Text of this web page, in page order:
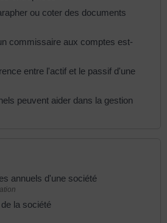
ou coter des documents
commissaire aux comptes est-
entre l'actif et le passif d'une
peuvent aider dans la gestion
annuels d'une société
la société